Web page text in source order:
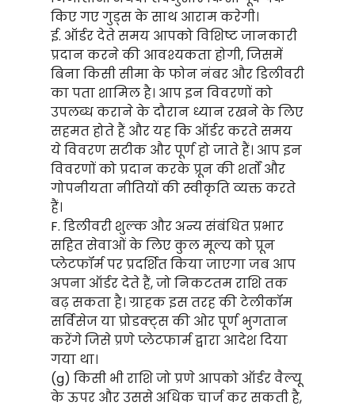
किए गए गुड्स के साथ आराम करेगी।
ई. ऑर्डर देते समय आपको विशिष्ट जानकारी
प्रदान करने की आवश्यकता होगी, जिसमें
बिना किसी सीमा के फोन नंबर और डिलीवरी
का पता शामिल है। आप इन विवरणों को
उपलब्ध कराने के दौरान ध्यान रखने के लिए
सहमत होते हैं और यह कि ऑर्डर करते समय
ये विवरण सटीक और पूर्ण हो जाते हैं। आप इन
विवरणों को प्रदान करके प्रून की शर्तों और
गोपनीयता नीतियों की स्वीकृति व्यक्त करते
हैं।
F. डिलीवरी शुल्क और अन्य संबंधित प्रभार
सहित सेवाओं के लिए कुल मूल्य को प्रून
प्लेटफॉर्म पर प्रदर्शित किया जाएगा जब आप
अपना ऑर्डर देते हैं, जो निकटतम राशि तक
बढ़ सकता है। ग्राहक इस तरह की टेलीकॉम
सर्विसेज या प्रोडक्ट्स की ओर पूर्ण भुगतान
करेंगे जिसे प्रणे प्लेटफार्म द्वारा आदेश दिया
गया था।
(g) किसी भी राशि जो प्रणे आपको ऑर्डर वैल्यू
के ऊपर और उससे अधिक चार्ज कर सकती है,